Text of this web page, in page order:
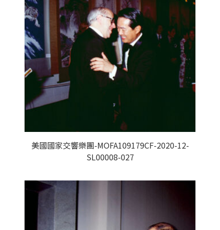
美國國家交響樂團-MOFA109179CF-2020-12-
SL00008-027